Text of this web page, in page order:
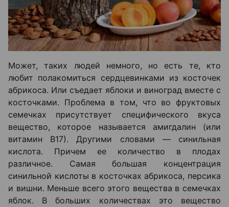
Может, таких людей немного, но есть те, кто
любит полакомиться сердцевинками из косточек
абрикоса. Или съедает яблоки и виноград вместе с
косточками. Проблема в том, что во фруктовых
семечках присутствует специфического вкуса
вещество, которое называется амигдалин (или
витамин В17). Другими словами — синильная
кислота. Причем ее количество в плодах
различное. Самая большая концентрация
синильной кислоты в косточках абрикоса, персика
и вишни. Меньше всего этого вещества в семечках
яблок. В больших количествах это вещество